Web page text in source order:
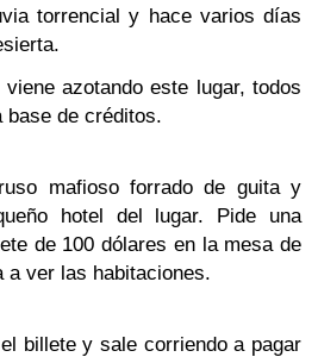
torrencial y hace varios días
azotando este lugar, todos
base de créditos.
mafioso forrado de guita y
hotel del lugar. Pide una
de 100 dólares en la mesa de
a ver las habitaciones.
billete y sale corriendo a pagar